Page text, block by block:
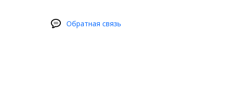
Обратная связь